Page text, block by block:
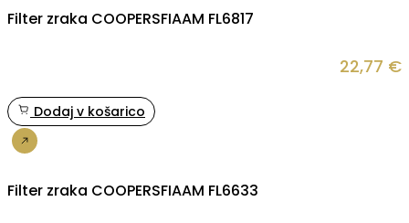
Filter zraka COOPERSFIAAM FL6817
22,77 €
Dodaj v košarico
Filter zraka COOPERSFIAAM FL6633